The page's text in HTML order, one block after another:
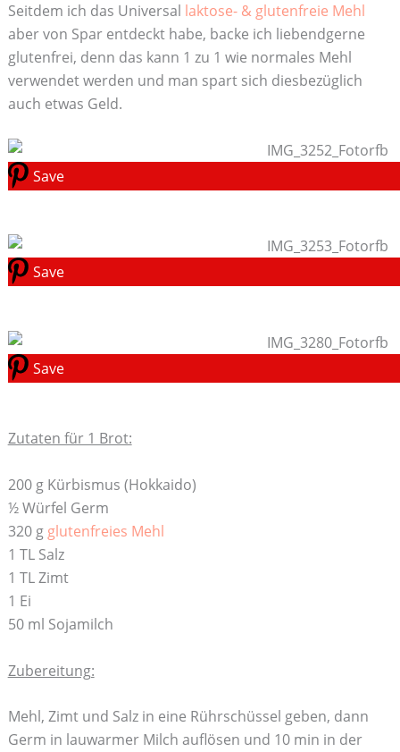
Seitdem ich das Universal laktose- & glutenfreie Mehl
aber von Spar entdeckt habe, backe ich liebendgerne
glutenfrei, denn das kann 1 zu 1 wie normales Mehl
verwendet werden und man spart sich diesbezüglich
auch etwas Geld.
Save
Save
Save
Zutaten für 1 Brot:
200 g Kürbismus (Hokkaido)
½ Würfel Germ
320 g glutenfreies Mehl
1 TL Salz
1 TL Zimt
1 Ei
50 ml Sojamilch
Zubereitung:
Mehl, Zimt und Salz in eine Rührschüssel geben, dann
Germ in lauwarmer Milch auflösen und 10 min in der